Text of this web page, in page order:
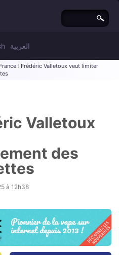
العربية
: Frédéric Valletoux veut limiter
Valletoux
des
à 12h38